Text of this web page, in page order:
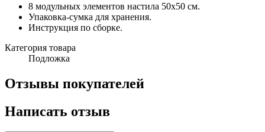
8 модульных элементов настила 50x50 см.
Упаковка-сумка для хранения.
Инструкция по сборке.
Категория товара
Подложка
Отзывы покупателей
Написать отзыв